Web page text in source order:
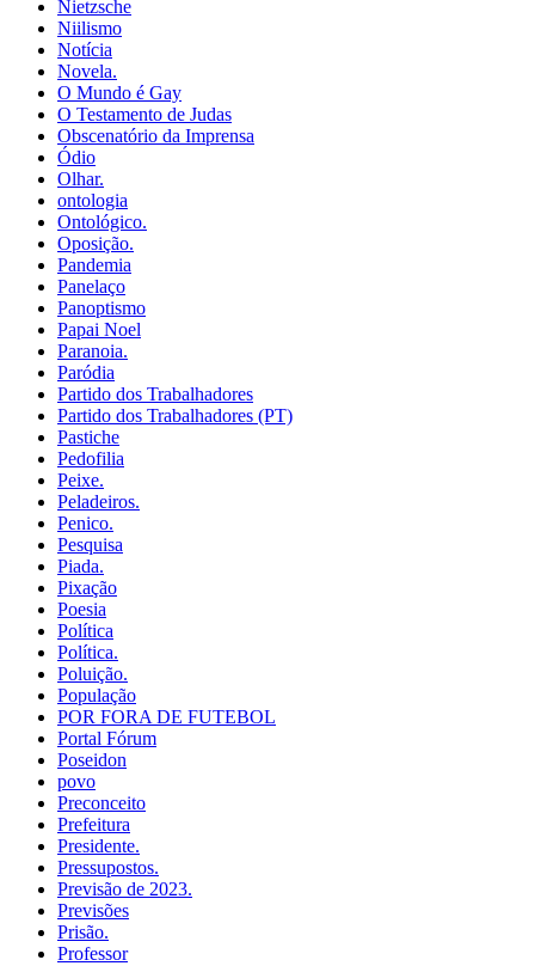
Nietzsche
Niilismo
Notícia
Novela.
O Mundo é Gay
O Testamento de Judas
Obscenatório da Imprensa
Ódio
Olhar.
ontologia
Ontológico.
Oposição.
Pandemia
Panelaço
Panoptismo
Papai Noel
Paranoia.
Paródia
Partido dos Trabalhadores
Partido dos Trabalhadores (PT)
Pastiche
Pedofilia
Peixe.
Peladeiros.
Penico.
Pesquisa
Piada.
Pixação
Poesia
Política
Política.
Poluição.
População
POR FORA DE FUTEBOL
Portal Fórum
Poseidon
povo
Preconceito
Prefeitura
Presidente.
Pressupostos.
Previsão de 2023.
Previsões
Prisão.
Professor